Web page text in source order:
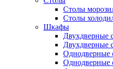
Столы
Столы
Шкафы
Двухдверные
Двухдверные
Однодверные
Однодверные